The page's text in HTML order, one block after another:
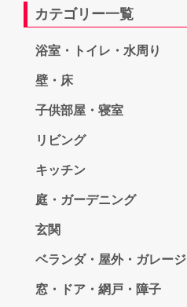
カテゴリー一覧
浴室・トイレ・水周り
壁・床
子供部屋・寝室
リビング
キッチン
庭・ガーデニング
玄関
ベランダ・屋外・ガレージ
窓・ドア・網戸・障子